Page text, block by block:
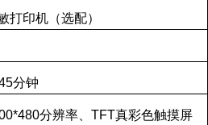
打印机（选配）
分钟
分辨率、 TFT真彩色触摸屏